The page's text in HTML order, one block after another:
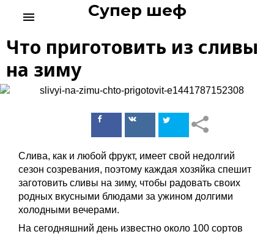
c
Супер шеф
menu
Что приготовить из сливы
на зиму
ПоделитьсяПоделиться
Слива, как и любой фрукт, имеет свой недолгий
сезон созревания, поэтому каждая хозяйка спешит
заготовить сливы на зиму, чтобы радовать своих
родных вкусными блюдами за ужином долгими
холодными вечерами.
На сегодняшний день известно около 100 сортов